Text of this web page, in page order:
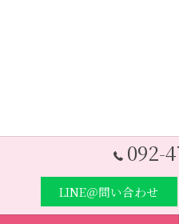
092-
LINE＠問い合わせ